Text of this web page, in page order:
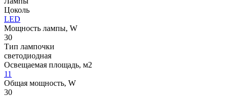
Цоколь
LED
Мощность лампы, W
30
Тип лампочки
светодиодная
Освещаемая площадь, м2
11
Общая мощность, W
30